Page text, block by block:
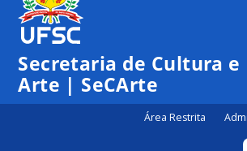
Secretaria de Cultura e
Arte | SeCArte
Área Restrita
0:00
1:00